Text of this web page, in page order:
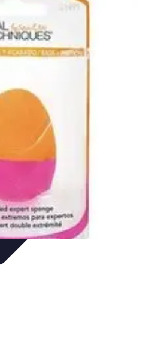
Méditation et
Techniques de Relaxation